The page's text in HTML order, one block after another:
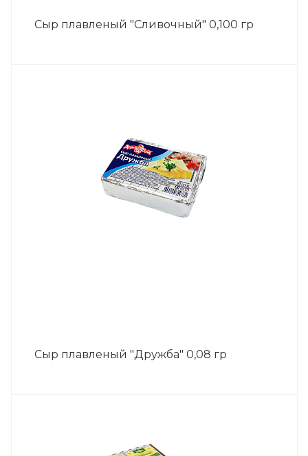
Сыр плавленый "Сливочный" 0,100 гр
Сыр плавленый "Дружба" 0,08 гр